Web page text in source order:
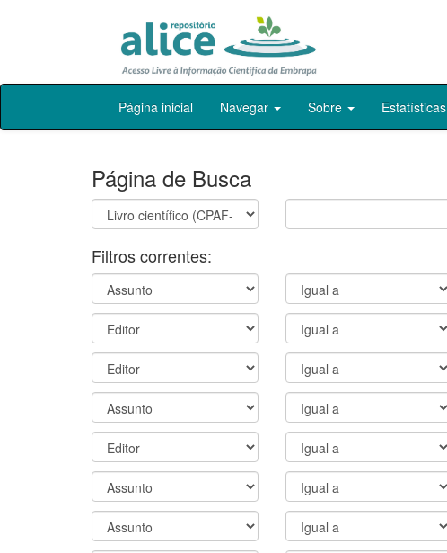
Skip
Página inicial Navegar Sobre Estatísticas
Página de Busca
Filtros correntes: